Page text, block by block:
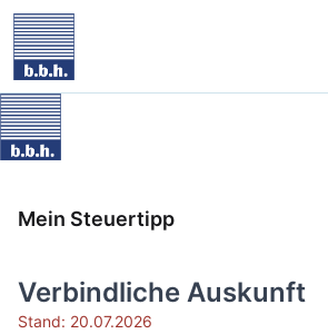
Mein Steuertipp
Verbindliche Auskunft
Stand: 20.07.2026